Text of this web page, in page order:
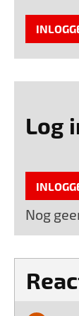
Log
Nog